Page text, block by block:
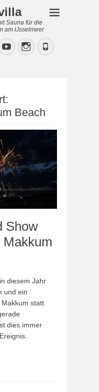
Sauna für die
am IJsselmeer
YouTubeInstagram
Phone
Beach
Show
diesem Jahr
und ein
statt.
dies immer